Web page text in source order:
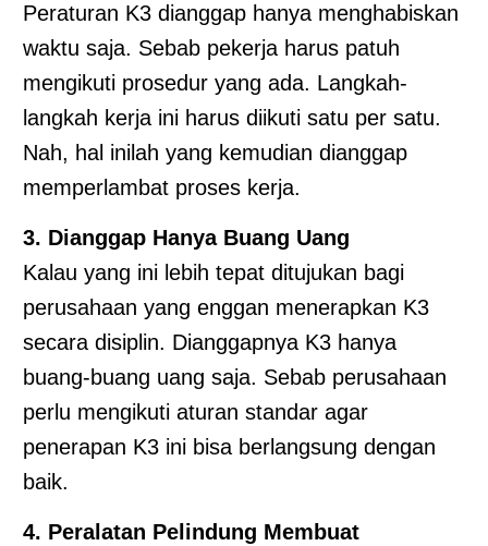
Peraturan K3 dianggap hanya menghabiskan
waktu saja. Sebab pekerja harus patuh
mengikuti prosedur yang ada. Langkah-
langkah kerja ini harus diikuti satu per satu.
Nah, hal inilah yang kemudian dianggap
memperlambat proses kerja.
3. Dianggap Hanya Buang Uang
Kalau yang ini lebih tepat ditujukan bagi
perusahaan yang enggan menerapkan K3
secara disiplin. Dianggapnya K3 hanya
buang-buang uang saja. Sebab perusahaan
perlu mengikuti aturan standar agar
penerapan K3 ini bisa berlangsung dengan
baik.
4. Peralatan Pelindung Membuat